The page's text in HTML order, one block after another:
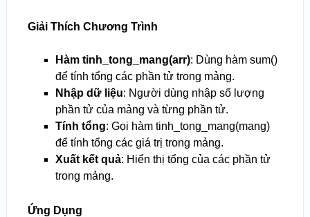
Giải Thích Chương Trình
Hàm tinh_tong_mang(arr): Dùng hàm sum()
để tính tổng các phần tử trong mảng.
Nhập dữ liệu: Người dùng nhập số lượng
phần tử của mảng và từng phần tử.
Tính tổng: Gọi hàm tinh_tong_mang(mang)
để tính tổng các giá trị trong mảng.
Xuất kết quả: Hiển thị tổng của các phần tử
trong mảng.
Ứng Dụng